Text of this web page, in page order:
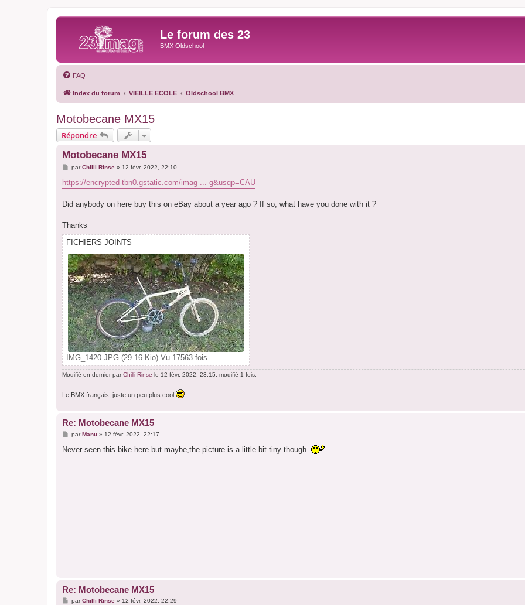
Le forum des 23
BMX Oldschool
FAQ
Index du forum VIEILLE ECOLE Oldschool BMX
Motobecane MX15
Répondre
Motobecane MX15
M
s
s
g
e
parChilli Rinse» 12 févr. 2022, 22:10
https://encrypted-tbn0.gstatic.com/imag ... g&usqp=CAU
Did anybody on here buy this on eBay about a year ago ? If so, what have you done with it ?
Thanks
FICHIERS JOINTS
IMG_1420.JPG (29.16 Kio) Vu 17563 fois
Modifié en dernier parChilli Rinse le 12 févr. 2022, 23:15, modifié 1 fois.
Le BMX français, juste un peu plus cool
Re: Motobecane MX15
M
s
parManu» 12 févr. 2022, 22:17
Never seen this bike here but maybe,the picture is a little bit tiny though.
Re: Motobecane MX15
MparChilli Rinse» 12 févr. 2022, 22:29